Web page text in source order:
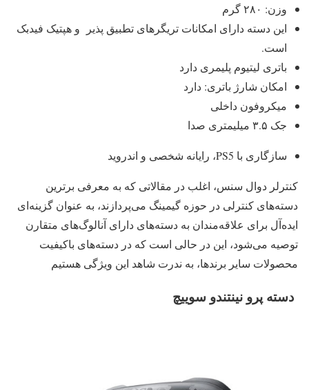
وزن: ۲۸۰ گرم
این دسته دارای امکانات تریگرهای تطبیق پذیر و هپتیک فیدبک
است.
باتری لیتیوم پلیمری دارد
امکان شارژ باتری: دارد
میکروفون داخلی
جک ۳.۵ میلیمتری صدا
سازگاری با PS5، رایانه شخصی و اندروید
کنترلر دوال سنس، اغلب در مقالاتی که به معرفی برترین
دسته‌های کنترلی در حوزه گیمینگ می‌پردازند، به عنوان گزینه‌ای
ایده‌آل برای علاقه‌مندان به دسته‌های دارای آنالوگ‌های متقارن
توصیه می‌شود، این در حالی است که در دسته‌های باکیفیت
محصولات سایر برندها، به ندرت شاهد این ویژگی هستیم
دسته پرو نینتندو سوییچ